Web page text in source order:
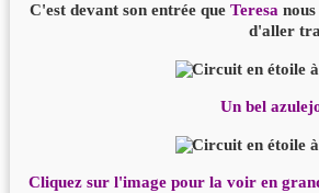
C'est devant son entrée que Teresa
d'aller
Un bel
Cliquez sur l'image pour la voir en